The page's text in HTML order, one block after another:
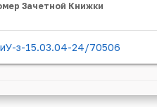
Зачетной Книжки
з-15.03.04-24/70506